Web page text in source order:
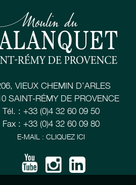
VIEUX CHEMIN D’ARLES
SAINT-RÉMY DE PROVENCE
Tél. : +33 (0)4 32 60 09 50
Fax : +33 (0)4 32 60 09 80
E-MAIL : CLIQUEZ ICI